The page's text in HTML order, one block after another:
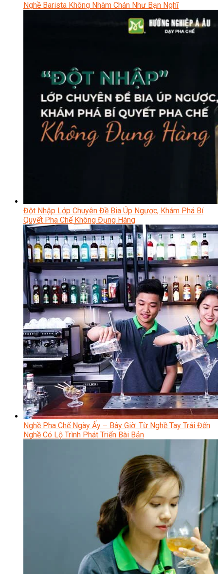
Nghề Barista Không Nhàm Chán Như Bạn Nghĩ
Đột Nhập Lớp Chuyên Đề Bia Úp Ngược, Khám Phá Bí
Quyết Pha Chế Không Đụng Hàng
Nghề Pha Chế Ngày Ấy – Bây Giờ: Từ Nghề Tay Trái Đến
Nghề Có Lộ Trình Phát Triển Bài Bản